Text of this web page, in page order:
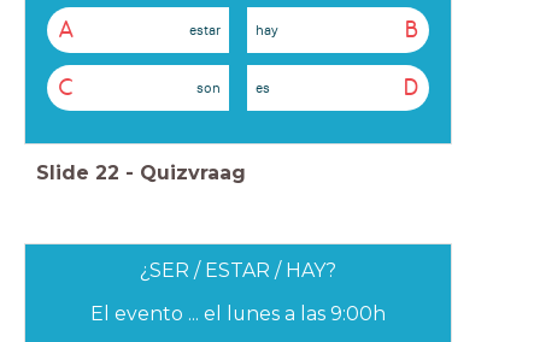
A estar B
hay
C son D
es
Slide 22 - Quizvraag
¿SER / ESTAR / HAY?
El evento ... el lunes a las 9:00h